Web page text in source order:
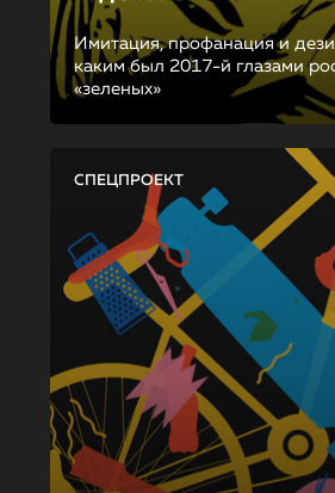
Имитация, профанация и
каким был 2017-й глазами
«зеленых»
СПЕЦПРОЕКТ